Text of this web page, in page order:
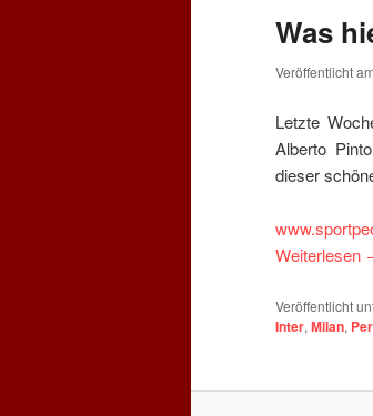
Was
Veröffentlicht am
Letzte
Alberto
dieser
Weiterlesen
Veröffentlicht
Inter, Milan,